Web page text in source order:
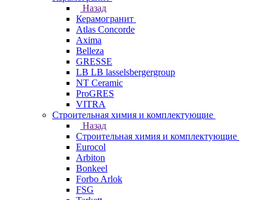
Назад
Керамогранит
Atlas Concorde
Axima
Belleza
GRESSE
LB LB lasselsbergergroup
NT Ceramic
ProGRES
VITRA
Строительная химия и комплектующие
Назад
Строительная химия и комплектующие
Eurocol
Arbiton
Bonkeel
Forbo Arlok
FSG